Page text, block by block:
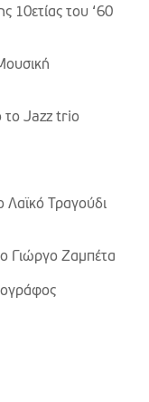
10ετίας του ‘60
το Jazz trio
Λαϊκό Τραγούδι
Γιώργο Ζαμπέτα